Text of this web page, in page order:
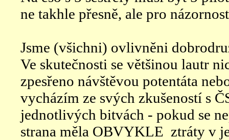
ne takhle přesně, ale pro
Jsme (všichni) ovlivněni
Ve skutečnosti se většinou lautr
zpesřeno návštěvou potentáta
vycházím ze svých zkušeností s
jednotlivých bitvách - pokud se
strana měla OBVYKLE ztráty v